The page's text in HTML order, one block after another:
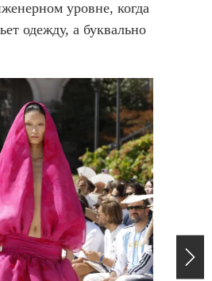
уровне, когда
одежду, а буквально